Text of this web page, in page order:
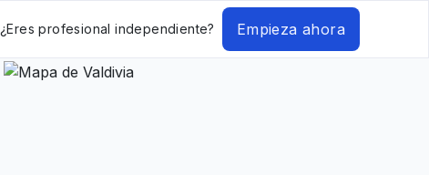
¿Eres profesional independiente? Empieza ahora